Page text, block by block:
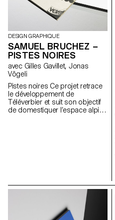
propres au médium. L’un
devient le signifiant de l’autre,
leurs niveaux de
représentations n’étant jamais
figées.
DESIGN GRAPHIQUE
SAMUEL BRUCHEZ –
PISTES NOIRES
avec Gilles Gavillet, Jonas
Vögeli
Pistes noires Ce projet retrace
le développement de
Téléverbier et suit son objectif
de domestiquer l’espace alpin
rappelant aux skieurs qu’ils
environnement qu’on ne peut
maîtriser. Ce projet m’a appris à